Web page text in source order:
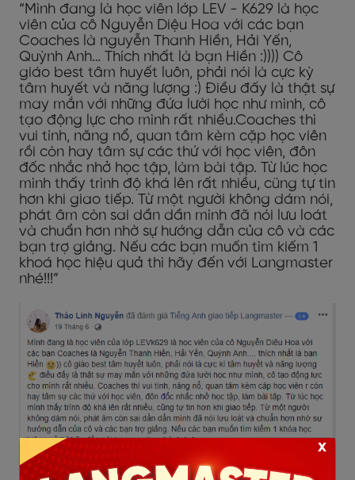
“Mình đang là học viên lớp LEV - K629 là học
viên của cô Nguyễn Diệu Hoa với các bạn
Coaches là nguyễn Thanh Hiền, Hải Yến,
Quỳnh Anh… Thích nhất là bạn Hiền :)))) Cô
giáo best tâm huyết luôn, phải nói là cực kỳ
tâm huyết và năng lượng :) Điều đấy là thật sự
may mắn với những đứa lười học như mình, cô
tạo động lực cho mình rất nhiều.Coaches thì
vui tính, năng nổ, quan tâm kèm cặp học viên
rồi còn hay tâm sự các thứ với học viên, đôn
đốc nhắc nhở học tập, làm bài tập. Từ lúc học
mình thấy trình độ khá lên rất nhiều, cũng tự tin
hơn khi giao tiếp. Từ một người không dám nói,
phát âm còn sai dần dần mình đã nói lưu loát
và chuẩn hơn nhờ sự hướng dẫn của cô và các
bạn trợ giảng. Nếu các bạn muốn tìm kiếm 1
khoá học hiệu quả thì hãy đến với Langmaster
nhé!!!”
x